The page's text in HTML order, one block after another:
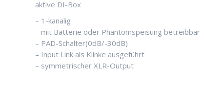
aktive DI-Box
– 1-kanalig
– mit Batterie oder Phantomspeisung betreibbar
– PAD-Schalter(0dB/-30dB)
– Input Link als Klinke ausgeführt
– symmetrischer XLR-Output